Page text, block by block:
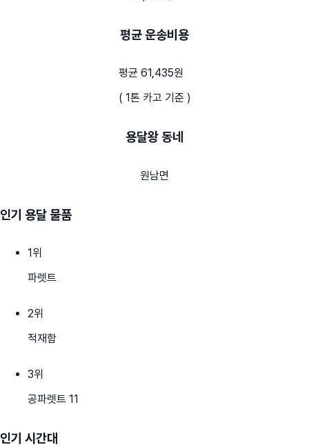
평균 운송비용
평균 61,435원
( 1톤 카고 기준 )
용달왕 동네
원남면
인기 용달 물품
1위
파렛트
2위
적재함
3위
공파렛트 11
인기 시간대